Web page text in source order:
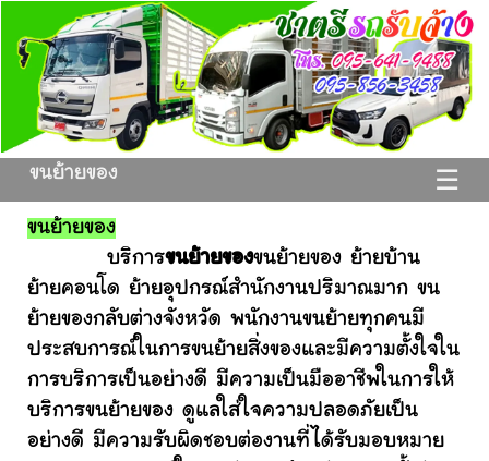
☰
ขนย้ายของ
ขนย้ายของ
บริการขนย้ายของขนย้ายของ ย้ายบ้าน
ย้ายคอนโด ย้ายอุปกรณ์สำนักงานปริมาณมาก ขน
ย้ายของกลับต่างจังหวัด พนักงานขนย้ายทุกคนมี
ประสบการณ์ในการขนย้ายสิ่งของและมีความตั้งใจใน
การบริการเป็นอย่างดี มีความเป็นมืออาชีพในการให้
บริการขนย้ายของ ดูแลใส่ใจความปลอดภัยเป็น
อย่างดี มีความรับผิดชอบต่องานที่ได้รับมอบหมาย